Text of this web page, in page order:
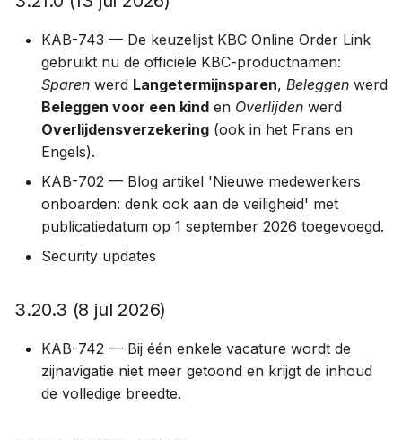
Archiveren of verwijderen
Concepten en revisies
SEO per pagina
Vestigingen
2026)
3.17.0 (24 apr 2026)
3.16.0 (26 maa 2026)
3.15.2 (10 maa 2026)
3.14.0 (23 jan 2026)
3.13.2 (12 jan 2026)
3.11.0 + 3.12.0 (29 dec
3.10.0 (28 nov 2025)
KAB-743 — De keuzelijst KBC Online Order Link
gebruikt nu de officiële KBC-productnamen:
Sparen werd Langetermijnsparen, Beleggen werd
Beleggen voor een kind en Overlijden werd
Overlijdensverzekering (ook in het Frans en
Engels).
KAB-702 — Blog artikel 'Nieuwe medewerkers
onboarden: denk ook aan de veiligheid' met
publicatiedatum op 1 september 2026 toegevoegd.
Security updates
3.20.3 (8 jul 2026)
KAB-742 — Bij één enkele vacature wordt de
zijnavigatie niet meer getoond en krijgt de inhoud
de volledige breedte.